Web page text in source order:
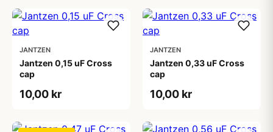
JANTZEN
Jantzen 0,15 uF Cross
cap
10,00 kr
JANTZEN
Jantzen 0,33 uF Cross
cap
10,00 kr